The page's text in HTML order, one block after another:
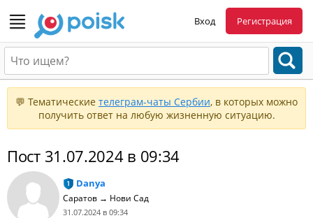
Вход Регистрация
💬 Тематические телеграм-чаты Сербии, в которых можно
получить ответ на любую жизненную ситуацию.
Пост 31.07.2024 в 09:34
Danya
Саратов → Нови Сад
31.07.2024 в 09:34